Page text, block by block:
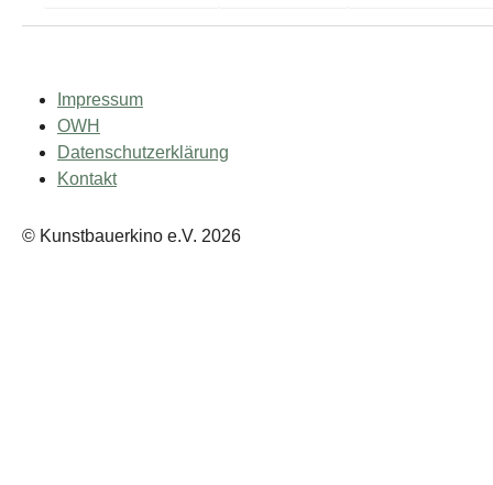
Impressum
OWH
Datenschutzerklärung
Kontakt
© Kunstbauerkino e.V. 2026